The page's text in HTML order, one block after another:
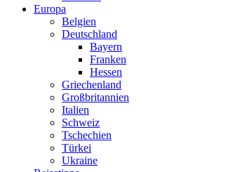
Europa
Belgien
Deutschland
Bayern
Franken
Hessen
Griechenland
Großbritannien
Italien
Schweiz
Tschechien
Türkei
Ukraine